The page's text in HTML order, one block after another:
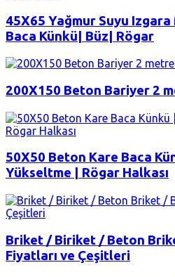
45X65 Yağmur Suyu
Baca Künkü| Büz| Rögar
200X150 Beton Bariyer 2
50X50 Beton Kare Baca
Yükseltme | Rögar Halkası
Briket / Biriket / Beton
Fiyatları ve Çeşitleri